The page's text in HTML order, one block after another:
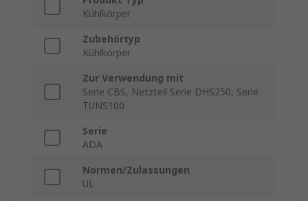
Kühlkörper
Zubehörtyp
Kühlkörper
Zur Verwendung mit
Serie CBS, Netzteil Serie DHS250, Serie
TUNS100
Serie
ADA
Normen/Zulassungen
UL